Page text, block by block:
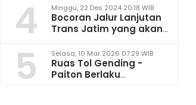
4 Minggu, 22 Des 2024 20:18 WIB
Bocoran Jalur Lanjutan
Trans Jatim yang akan
2025
5 Selasa, 10 Mar 2026 07:29 WIB
Ruas Tol Gending -
Paiton Berlaku